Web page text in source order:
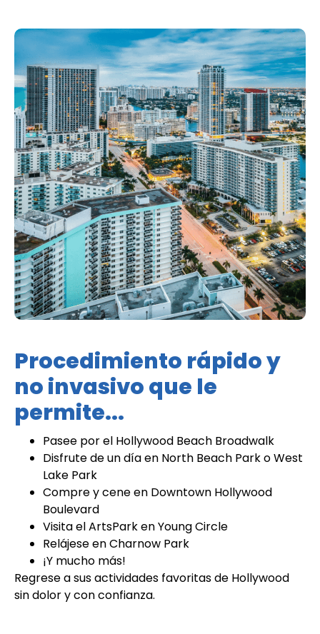
Procedimiento rápido y
no invasivo que le
permite...
Pasee por el Hollywood Beach Broadwalk
Disfrute de un día en North Beach Park o West
Lake Park
Compre y cene en Downtown Hollywood
Boulevard
Visita el ArtsPark en Young Circle
Relájese en Charnow Park
¡Y mucho más!
Regrese a sus actividades favoritas de Hollywood
sin dolor y con confianza.